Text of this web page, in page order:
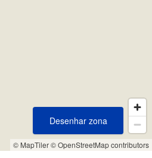
© MapTiler© OpenStreetMap contributors
Desenhar zona
Desenhar zona